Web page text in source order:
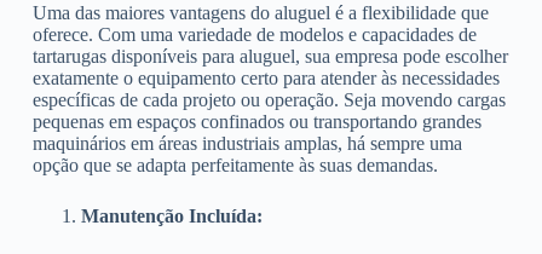
Uma das maiores vantagens do aluguel é a flexibilidade que
oferece. Com uma variedade de modelos e capacidades de
tartarugas disponíveis para aluguel, sua empresa pode escolher
exatamente o equipamento certo para atender às necessidades
específicas de cada projeto ou operação. Seja movendo cargas
pequenas em espaços confinados ou transportando grandes
maquinários em áreas industriais amplas, há sempre uma
opção que se adapta perfeitamente às suas demandas.
Manutenção Incluída: